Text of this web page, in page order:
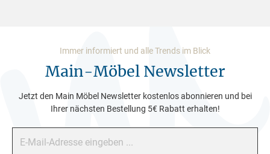
Immer informiert und alle Trends im Blick
Main-Möbel Newsletter
Jetzt den Main Möbel Newsletter kostenlos abonnieren und bei
Ihrer nächsten Bestellung 5€ Rabatt erhalten!